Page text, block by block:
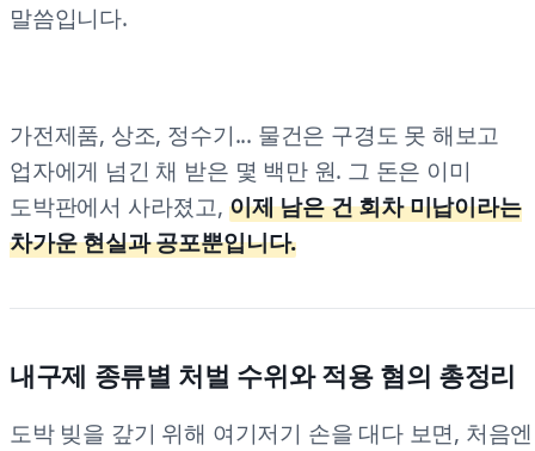
말씀입니다.
가전제품, 상조, 정수기... 물건은 구경도 못 해보고
업자에게 넘긴 채 받은 몇 백만 원. 그 돈은 이미
도박판에서 사라졌고, 이제 남은 건 회차 미납이라는
차가운 현실과 공포뿐입니다.
내구제 종류별 처벌 수위와 적용 혐의 총정리
도박 빚을 갚기 위해 여기저기 손을 대다 보면, 처음엔